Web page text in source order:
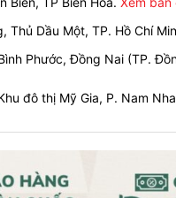
Thủ Dầu Một, TP. Hồ Chí
Phước, Đồng Nai (TP.
đô thị Mỹ Gia, P. Nam